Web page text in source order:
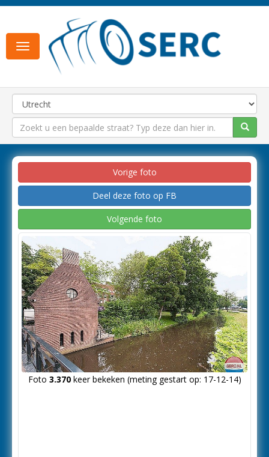
Toggle
navigation
Vorige foto
Deel deze foto op FB
Volgende foto
Foto 3.370keer bekeken (meting gestart op: 17-12-14)